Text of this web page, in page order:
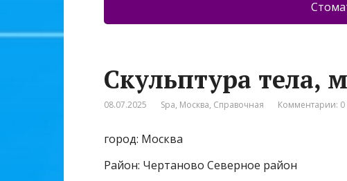
Скульптура тела,
08.07.2025 Spa, Москва, Справочная Комментарии: 0
город: Москва
Район: Чертаново Северное район